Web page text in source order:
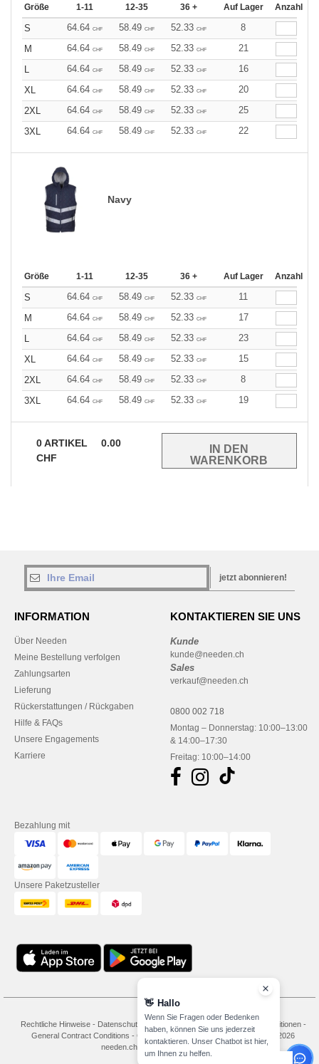
Größe 1-11 12-35 36 + Auf Lager Anzahl
S 64.64 CHF 58.49 CHF 52.33 CHF
8
M
64.64 CHF 58.49 CHF 52.33 CHF
21
L
64.64 CHF 58.49 CHF 52.33 CHF
16
XL
64.64 CHF 58.49 CHF 52.33 CHF
20
2XL
64.64 CHF 58.49 CHF 52.33 CHF
25
3XL
64.64 CHF 58.49 CHF 52.33 CHF 22
Navy
Größe 1-11 12-35 36 + Auf Lager Anzahl
S 64.64 CHF 58.49 CHF 52.33 CHF
11
M
64.64 CHF 58.49 CHF 52.33 CHF
17
L
64.64 CHF 58.49 CHF 52.33 CHF
23
XL
64.64 CHF 58.49 CHF 52.33 CHF
15
2XL
64.64 CHF 58.49 CHF 52.33 CHF
8
3XL
64.64 CHF 58.49 CHF 52.33 CHF 19
0ARTIKEL
0.00
CHF
jetzt abonnieren!
INFORMATION
Über Needen
Meine Bestellung verfolgen
Zahlungsarten
Lieferung
Rückerstattungen / Rückgaben
Hilfe & FAQs
Unsere Engagements
Karriere
KONTAKTIEREN SIE UNS
Kunde
kunde@needen.ch
Sales
verkauf@needen.ch
0800 002 718
Montag – Donnerstag: 10:00–13:00
& 14:00–17:30
Freitag: 10:00–14:00
Bezahlung mit
Unsere Paketzusteller
Rechtliche Hinweise- Datenschutzbestimmungen Bedingungen und Konditionen-
General Contract Conditions - Cookie-Richtlinie Site Map
Copyright 2026
needen.ch - Alle Rechte vorbehalten
👋 Hallo
Wenn Sie Fragen oder Bedenken
haben, können Sie uns jederzeit
kontaktieren. Unser Chatbot ist hier,
um Ihnen zu helfen.